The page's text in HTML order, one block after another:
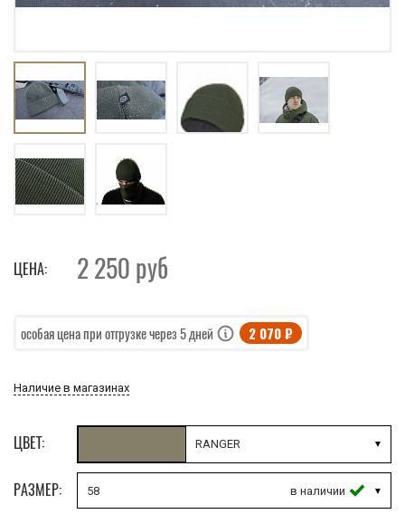
ЦЕНА: 2 250 руб
особая цена при отгрузке через 5 дней 2 070 ₽
Наличие в магазинах
ЦВЕТ: RANGER
РАЗМЕР: 58